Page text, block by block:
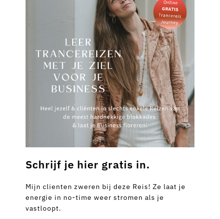
Schrijf je hier gratis in.
Mijn clienten zweren bij deze Reis! Ze laat je
energie in no-time weer stromen als je
vastloopt.